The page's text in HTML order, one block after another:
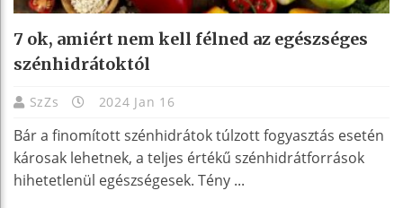
7 ok, amiért nem kell félned az egészséges
szénhidrátoktól
SzZs 2024 Jan 16
Bár a finomított szénhidrátok túlzott fogyasztás esetén
károsak lehetnek, a teljes értékű szénhidrátforrások
hihetetlenül egészségesek. Tény ...